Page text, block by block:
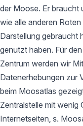
der Moose. Er braucht
wie alle anderen
Darstellung gebraucht
genutzt haben. Für
Zentrum werden wir
Datenerhebungen zur
beim Moosatlas
Zentralstelle mit wenig
Internetseiten, s.